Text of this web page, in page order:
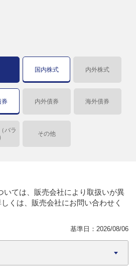
国内株式 内外株式
券 内外債券 海外債券
バラ
その他
ては、販売会社により取扱いが異
くは、販売会社にお問い合わせく
基準日： 2026/08/06